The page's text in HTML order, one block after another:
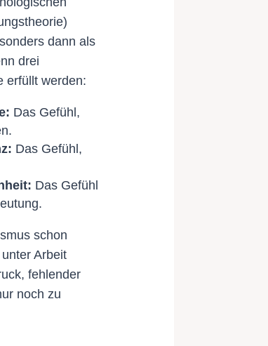
dann als
drei
erfüllt werden:
Das Gefühl,
Das Gefühl,
Das Gefühl
schon
Arbeit
fehlender
noch zu